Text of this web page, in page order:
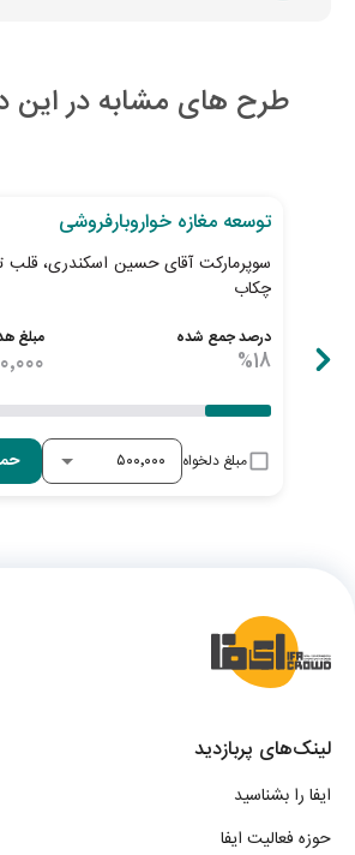
طرح های مشابه در این
توسعه مغازه خواروبارفروشی
سوپرمارکت آقای حسین اسکندری، قلب
چکاب
درصد جمع شده
%18
مبلغ
مبلغ دلخواه
لینک‌های پربازدید
ایفا را بشناسید
حوزه فعالیت ایفا